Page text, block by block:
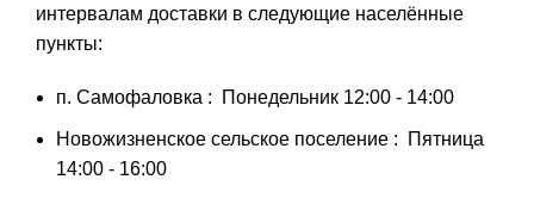
интервалам доставки в следующие населённые
пункты:
п. Самофаловка : Понедельник 12:00 - 14:00
Новожизненское сельское поселение : Пятница
14:00 - 16:00